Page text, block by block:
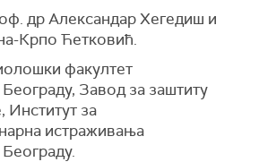
др Александар Хегедиш и
Крпо Ћетковић.
факултет
Завод за заштиту
Институт за
истраживања